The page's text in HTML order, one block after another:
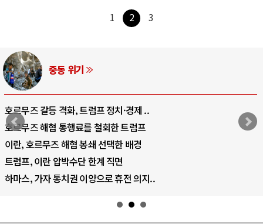
1 2 3
중동 위기
호르무즈 갈등 격화, 트럼프 정치·경제 ..
호르무즈 해협 통행료를 철회한 트럼프
이란, 호르무즈 해협 봉쇄 선택한 배경
트럼프, 이란 압박수단 한계 직면
하마스, 가자 통치권 이양으로 휴전 의지..